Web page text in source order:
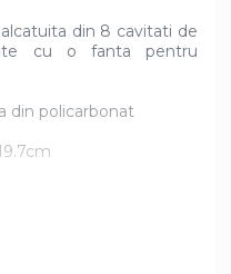
din 8 cavitati de
cu o fanta pentru
din policarbonat
ce garanteaza o
din cavitati. Formele